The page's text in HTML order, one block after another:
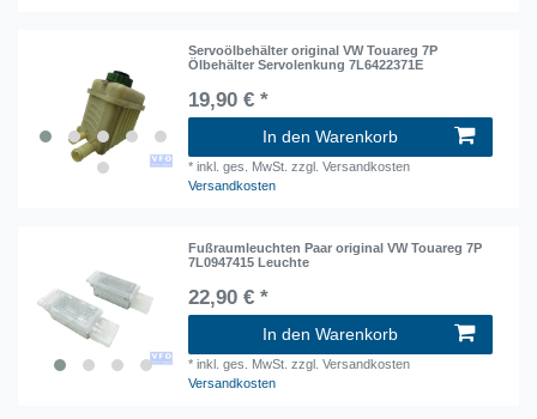
Servoölbehälter original VW Touareg 7P
Ölbehälter Servolenkung 7L6422371E
19,90 € *
In den Warenkorb
*inkl. ges. MwSt. zzgl. Versandkosten
Versandkosten
Fußraumleuchten Paar original VW Touareg 7P
7L0947415 Leuchte
22,90 € *
In den Warenkorb
*inkl. ges. MwSt. zzgl. Versandkosten
Versandkosten